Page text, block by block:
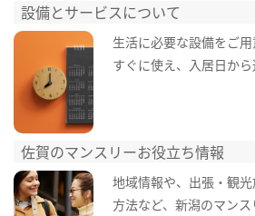
設備とサービスについて
生活に必要な設備をご
すぐに使え、入居日から
佐賀のマンスリーお役立ち情報
地域情報や、出張・観
方法など、新潟のマン